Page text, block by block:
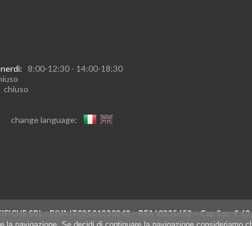
8:00-12:30 - 14:00-18:30
chiuso
change language:
SRL - P.IVA IT02501230243 – REA VI235652 – Cap.Soc.